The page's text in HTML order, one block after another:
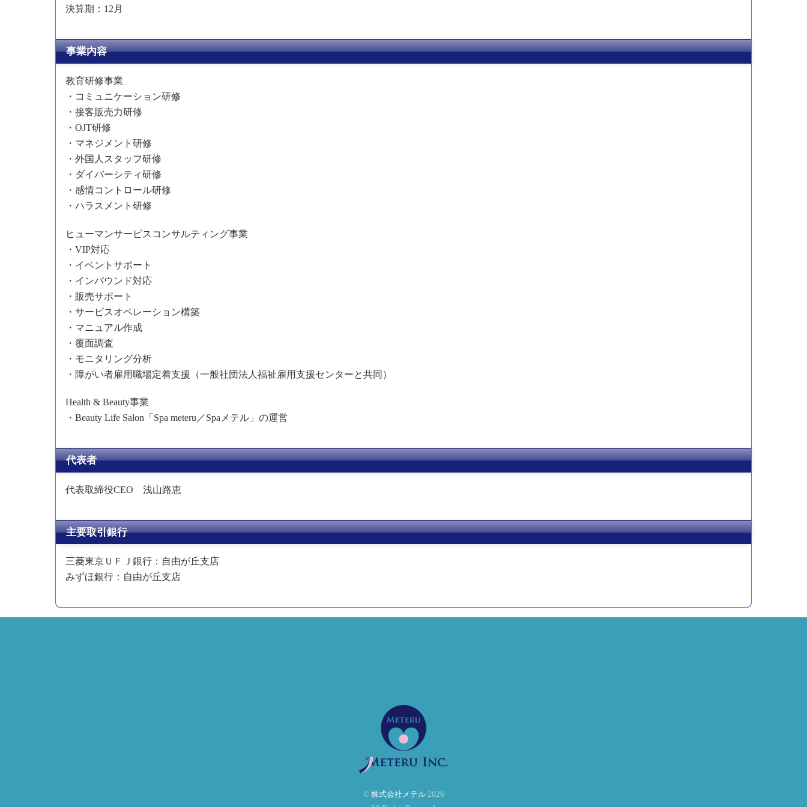
決算期：12月
事業内容
教育研修事業
・コミュニケーション研修
・接客販売力研修
・OJT研修
・マネジメント研修
・外国人スタッフ研修
・ダイバーシティ研修
・感情コントロール研修
・ハラスメント研修
ヒューマンサービスコンサルティング事業
・VIP対応
・イベントサポート
・インバウンド対応
・販売サポート
・サービスオペレーション構築
・マニュアル作成
・覆面調査
・モニタリング分析
・障がい者雇用職場定着支援（一般社団法人福祉雇用支援センターと共同）
Health & Beauty事業
・Beauty Life Salon「Spa meteru／Spaメテル」の運営
代表者
代表取締役CEO 浅山路恵
主要取引銀行
三菱東京ＵＦＪ銀行：自由が丘支店
みずほ銀行：自由が丘支店
© 株式会社メテル2026